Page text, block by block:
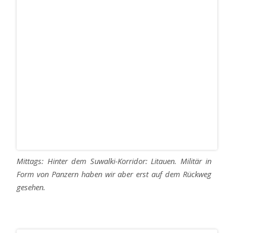
Mittags: Hinter dem Suwalki-Korridor: Litauen. Militär in
Form von Panzern haben wir aber erst auf dem Rückweg
gesehen.